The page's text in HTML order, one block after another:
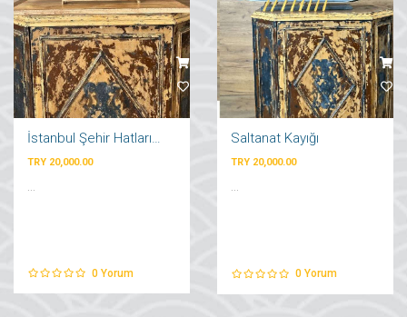
TRY 20,000.00
0 Yorum
Saltanat Kayığı
TRY 20,000.00
...
0 Yorum